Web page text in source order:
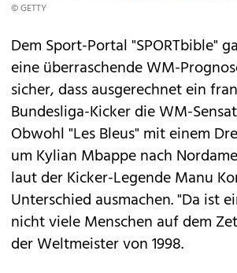
© GETTY
Dem Sport-Portal "SPORTbible"
eine überraschende WM-
sicher, dass ausgerechnet ein
Bundesliga-Kicker die WM-
Obwohl "Les Bleus" mit einem
um Kylian Mbappe nach
laut der Kicker-Legende Manu
Unterschied ausmachen. "Da ist
nicht viele Menschen auf dem
der Weltmeister von 1998.